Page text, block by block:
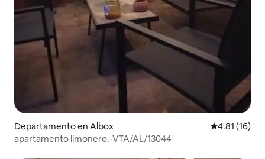
Departamento en Albox Calificación
4.81 (16)
apartamento limonero.-VTA/AL/13044